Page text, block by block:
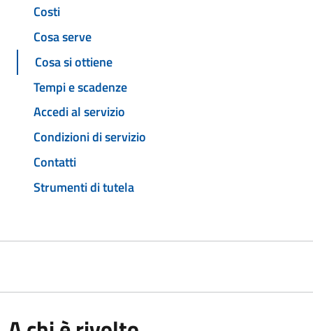
Costi
Cosa serve
Cosa si ottiene
Tempi e scadenze
Accedi al servizio
Condizioni di servizio
Contatti
Strumenti di tutela